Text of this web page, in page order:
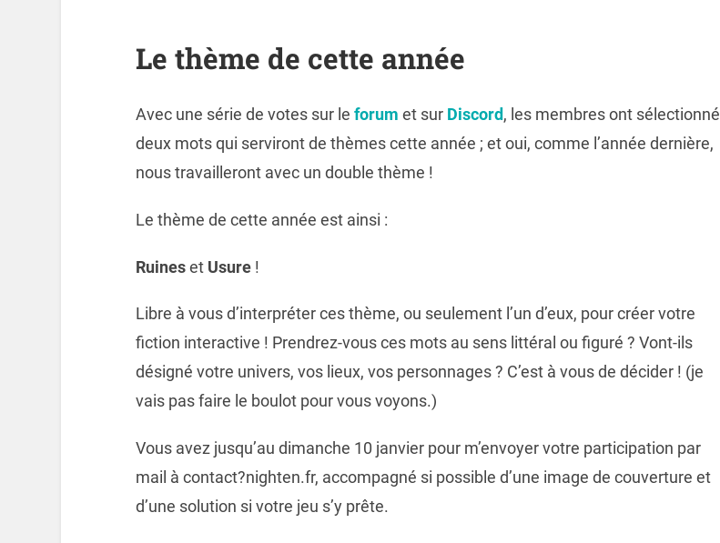
Le thème de cette année
Avec une série de votes sur le forum et sur Discord, les membres ont sélectionné
deux mots qui serviront de thèmes cette année ; et oui, comme l’année dernière,
nous travailleront avec un double thème !
Le thème de cette année est ainsi :
Ruineset Usure !
Libre à vous d’interpréter ces thème, ou seulement l’un d’eux, pour créer votre
fiction interactive ! Prendrez-vous ces mots au sens littéral ou figuré ? Vont-ils
désigné votre univers, vos lieux, vos personnages ? C’est à vous de décider ! (je
vais pas faire le boulot pour vous voyons.)
Vous avez jusqu’au dimanche 10 janvier pour m’envoyer votre participation par
mail à contact?nighten.fr, accompagné si possible d’une image de couverture et
d’une solution si votre jeu s’y prête.